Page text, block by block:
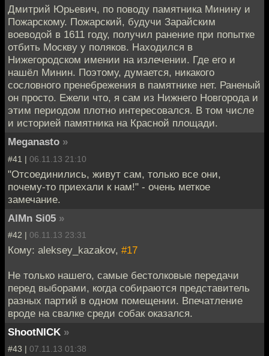
Дмитрий Юрьевич, по поводу памятника Минину и
Пожарскому. Пожарский, будучи Зарайским
воеводой в 1611 году, получил ранение при попытке
отбить Москву у поляков. Находился в
Нижегородском имении на излечении. Где его и
нашёл Минин. Поэтому, думается, никакого
сословного пренебрежения в памятнике нет. Раненый
он просто. Ежели что, я сам из Нижнего Новгорода и
этим периодом плотно интересовался. В том числе
и историей памятника на Красной площади.
Meganasto »
#41 | 06.11.13 21:10
"Отсоединились, живут сам, только все они,
почему-то приехали к нам!" - очень меткое
замечание.
AlMn Si05 »
#42 | 06.11.13 23:31
Кому: aleksey_kazakov, #17
Не только нашего, самые бестолковые передачи
перед выборами, когда собираются представитель
разных партий в одном помещении. Впечатление
вроде на свалке среди собак оказался.
ShootNICK »
#43 | 07.11.13 01:38